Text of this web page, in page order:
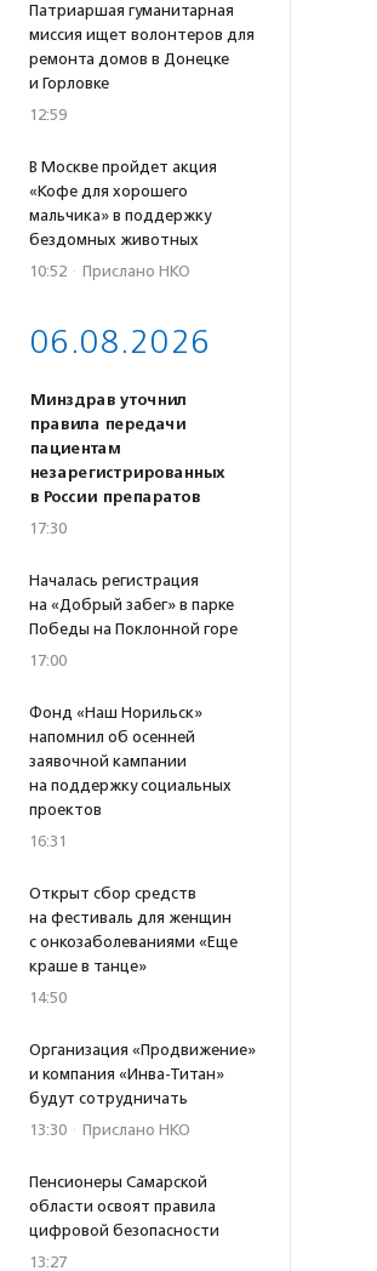
Патриаршая гуманитарная
миссия ищет волонтеров для
ремонта домов в Донецке
и Горловке
12:59
В Москве пройдет акция
«Кофе для хорошего
мальчика» в поддержку
бездомных животных
10:52 · Прислано НКО
06.08.2026
Минздрав уточнил
правила передачи
пациентам
незарегистрированных
в России препаратов
17:30
Началась регистрация
на «Добрый забег» в парке
Победы на Поклонной горе
17:00
Фонд «Наш Норильск»
напомнил об осенней
заявочной кампании
на поддержку социальных
проектов
16:31
Открыт сбор средств
на фестиваль для женщин
с онкозаболеваниями «Еще
краше в танце»
14:50
Организация «Продвижение»
и компания «Инва-Титан»
будут сотрудничать
13:30 · Прислано НКО
Пенсионеры Самарской
области освоят правила
цифровой безопасности
13:27